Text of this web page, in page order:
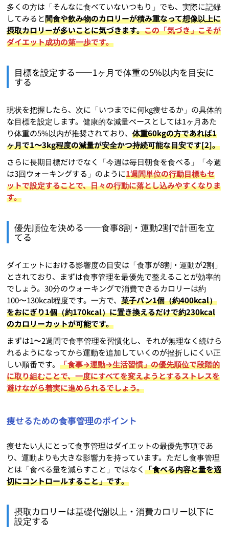
多くの方は「そんなに食べていないつもり」でも、実際に記録
してみると間食や飲み物のカロリーが積み重なって想像以上に
摂取カロリーが多いことに気づきます。この「気づき」こそが
ダイエット成功の第一歩です。
目標を設定する——1ヶ月で体重の5%以内を目安に
する
現状を把握したら、次に「いつまでに何kg痩せるか」の具体的
な目標を設定します。健康的な減量ペースとしては1ヶ月あた
り体重の5%以内が推奨されており、体重60kgの方であれば1
ヶ月で1〜3kg程度の減量が安全かつ持続可能な目安です[2]。
さらに長期目標だけでなく「今週は毎日朝食を食べる」「今週
は3回ウォーキングする」のように1週間単位の行動目標もセ
ットで設定することで、日々の行動に落とし込みやすくなりま
す。
優先順位を決める——食事8割・運動2割で計画を立
てる
ダイエットにおける影響度の目安は「食事が8割・運動が2割」
とされており、まずは食事管理を最優先で整えることが効率的
でしょう。30分のウォーキングで消費できるカロリーは約
100〜130kcal程度です。一方で、菓子パン1個（約400kcal）
をおにぎり1個（約170kcal）に置き換えるだけで約230kcal
のカロリーカットが可能です。
まずは1〜2週間で食事管理を習慣化し、それが無理なく続けら
れるようになってから運動を追加していくのが挫折しにくい正
しい順番です。「食事→運動→生活習慣」の優先順位で段階的
に取り組むことで、一度にすべてを変えようとするストレスを
避けながら着実に進められるでしょう。
痩せるための食事管理のポイント
痩せたい人にとって食事管理はダイエットの最優先事項であ
り、運動よりも大きな影響力を持っています。ただし食事管理
とは「食べる量を減らすこと」ではなく「食べる内容と量を適
切にコントロールすること」です。
摂取カロリーは基礎代謝以上・消費カロリー以下に
設定する